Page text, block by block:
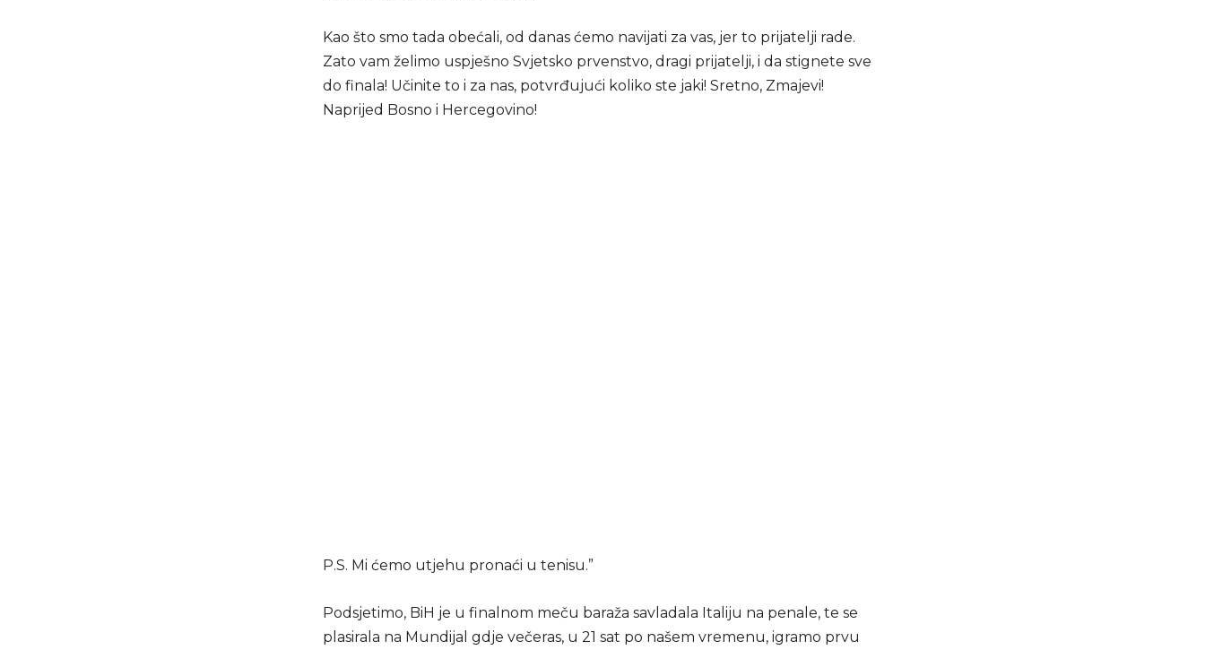
Kao što smo tada obećali, od danas ćemo navijati za vas, jer to prijatelji rade.
Zato vam želimo uspješno Svjetsko prvenstvo, dragi prijatelji, i da stignete sve
do finala! Učinite to i za nas, potvrđujući koliko ste jaki! Sretno, Zmajevi!
Naprijed Bosno i Hercegovino!
P.S. Mi ćemo utjehu pronaći u tenisu.”
Podsjetimo, BiH je u finalnom meču baraža savladala Italiju na penale, te se
plasirala na Mundijal gdje večeras, u 21 sat po našem vremenu, igramo prvu